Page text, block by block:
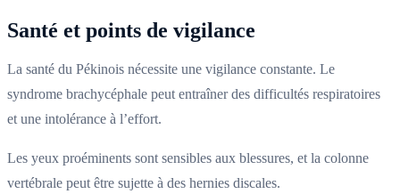
Santé et points de vigilance
La santé du Pékinois nécessite une vigilance constante. Le
syndrome brachycéphale peut entraîner des difficultés respiratoires
et une intolérance à l’effort.
Les yeux proéminents sont sensibles aux blessures, et la colonne
vertébrale peut être sujette à des hernies discales.